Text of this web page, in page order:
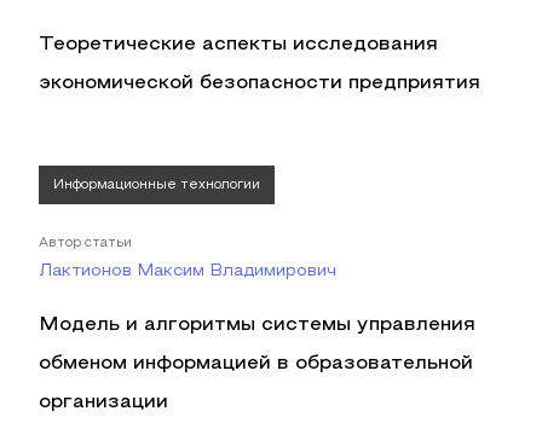
Теоретические аспекты исследования
экономической безопасности предприятия
Информационные технологии
Автор статьи
Лактионов Максим Владимирович
Модель и алгоритмы системы управления
обменом информацией в образовательной
организации